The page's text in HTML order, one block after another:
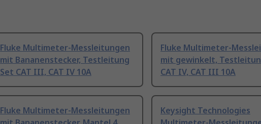
Fluke Multimeter-Messleitungen
mit Bananenstecker, Testleitung
Set CAT III, CAT IV 10A
Fluke Multimeter-
mit gewinkelt,
CAT IV, CAT III 10A
Fluke Multimeter-Messleitungen
Keysight Technologies